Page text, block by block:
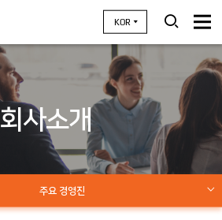
KOR
회사소개
주요 경영진